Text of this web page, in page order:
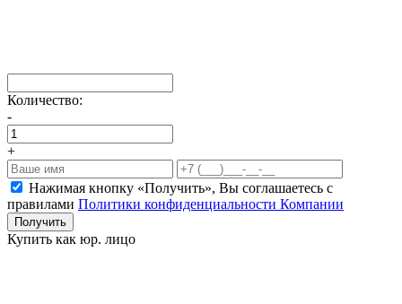
Количество:
-
+
Нажимая кнопку «Получить», Вы соглашаетесь c
правилами Политики конфиденциальности Компании
Получить
Купить как юр. лицо